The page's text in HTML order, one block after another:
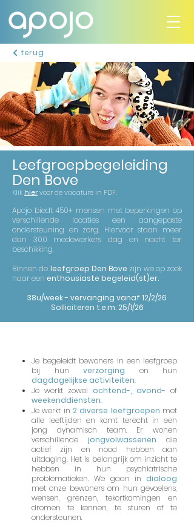
terug
Leefgroepbegeleiding
Den Bove
Klik hiervoor de vacature in PDF.
Apojo biedt 450+ mensen met beperkingen op
verschillende locaties een aangepaste
ondersteuning en zorg. Hiervoor staan meer
dan 300 medewerkers dag en nacht ter
beschikking.
Binnen de leefgroep Den Bove zijn we op zoek
naar een enthousiaste begeleid(st)er.
38u/week - vervanging vanaf 12/2/26
Solliciteren t.e.m. 25/1/26
Je begeleidt bewoners in een leefgroep
bij hun verzorging en hun
dagdagelijkse activiteiten.
Je werkt zowel ochtend-, avond- of
weekenddiensten.
Je werkt in 2 diverse leefgroepen met
alle leeftijden en komt terecht in een
jong dynamisch team. Er wonen
verschillende jongvolwassenen die
actief zijn en nood hebben aan
uitdaging. Het is belangrijk om inzicht te
hebben in hun psychiatrische
problematieken. We gaan in dialoog
met onze bewoners om hun gevoelens,
wensen, grenzen, tekortkomingen en
dromen te kennen, te sturen of te
ondersteunen.